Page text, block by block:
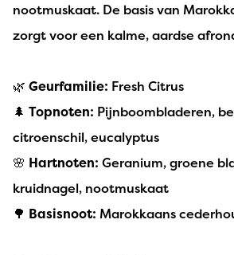
nootmuskaat. De basis van
zorgt voor een kalme, aardse
🌿 Geurfamilie: Fresh Citrus
🌲 Topnoten: Pijnboombladeren,
citroenschil, eucalyptus
🌸 Hartnoten: Geranium, groene
kruidnagel, nootmuskaat
🌳 Basisnoot: Marokkaans